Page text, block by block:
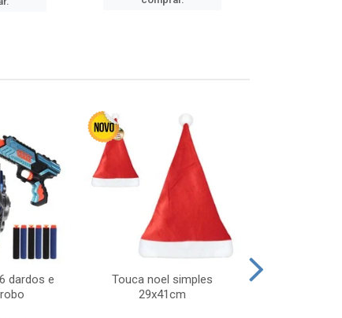
dardos e
Touca noel simples
29x41cm